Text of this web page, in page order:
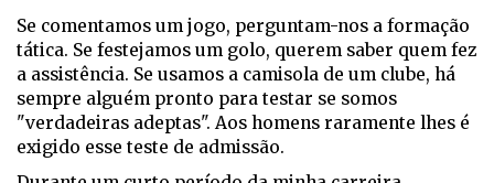
Se comentamos um jogo, perguntam-nos a formação
tática. Se festejamos um golo, querem saber quem fez
a assistência. Se usamos a camisola de um clube, há
sempre alguém pronto para testar se somos
"verdadeiras adeptas". Aos homens raramente lhes é
exigido esse teste de admissão.